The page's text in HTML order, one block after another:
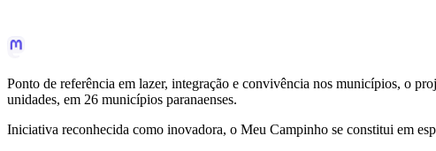
Ponto de referência em lazer, integração e convivência nos municípios, o
unidades, em 26 municípios paranaenses.
Iniciativa reconhecida como inovadora, o Meu Campinho se constitui em